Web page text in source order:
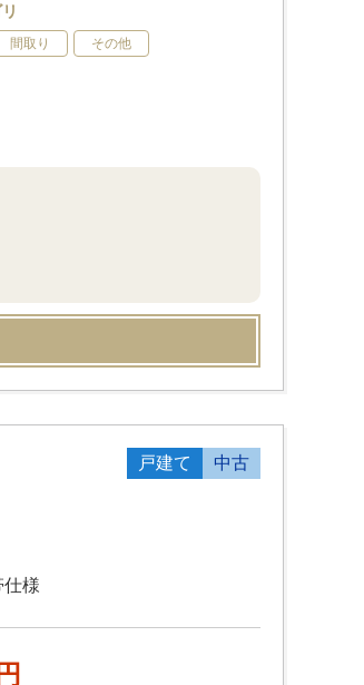
間取り その他
戸建て 中古
様